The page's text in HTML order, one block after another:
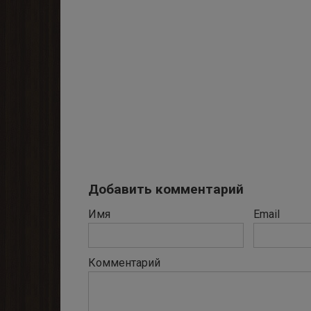
Добавить комментарий
Имя Email
Комментарий